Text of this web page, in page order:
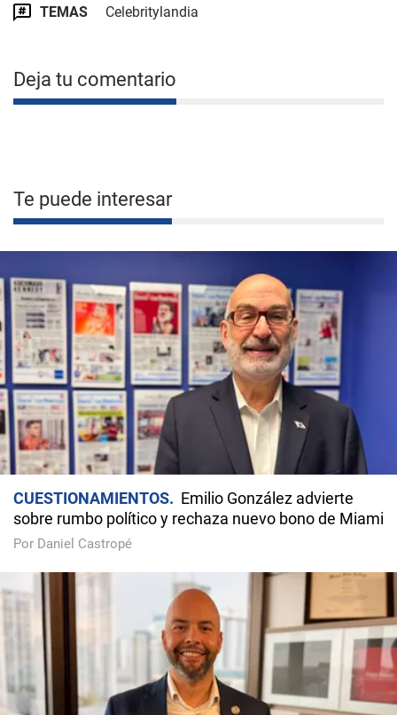
TEMAS Celebritylandia
Deja tu comentario
Te puede interesar
CUESTIONAMIENTOS
Emilio González advierte
sobre rumbo político y rechaza nuevo bono de Miami
Por Daniel Castropé